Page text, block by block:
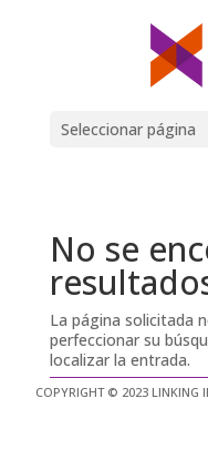
Seleccionar página
No se
La página solicitada
perfeccionar su
localizar la entrada.
COPYRIGHT © 2023 LINKING